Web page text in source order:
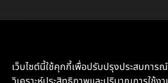
น้ำมันหล่อลื่น
ตำแหน่งงาน
เว็บไซต์นี้ใช้คุกกี้เพื่อปรับปรุงประสบการ